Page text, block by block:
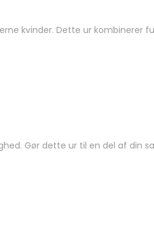
kvinder. Dette ur
Gør dette ur til en del af